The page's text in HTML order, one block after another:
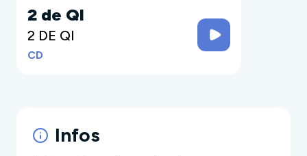
2 de QI
2 DE QI
CD
Infos